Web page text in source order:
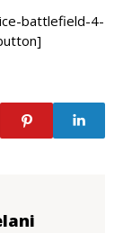
battlefield-4-